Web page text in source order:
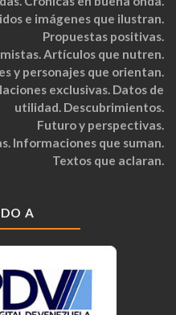
e imágenes que ilustran.
Propuestas positivas.
Artículos que nutren.
y personajes que orientan.
exclusivas. Datos de
utilidad. Descubrimientos.
Futuro y perspectivas.
Informaciones que suman.
Textos que aclaran.
A